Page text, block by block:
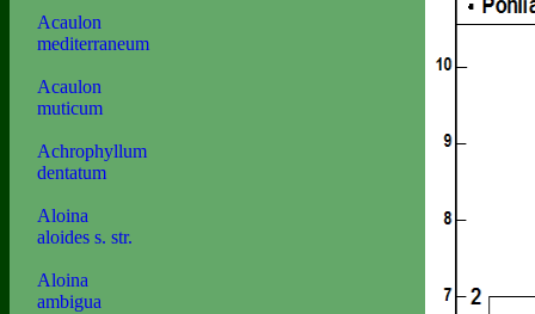
Acaulon
mediterraneum
Acaulon
muticum
Achrophyllum
dentatum
Aloina
aloides s. str.
Aloina
ambigua